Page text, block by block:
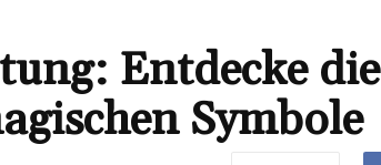
Entdecke die
Symbole